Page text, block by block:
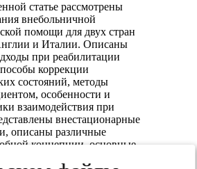
статье рассмотрены
внебольничной
помощи для двух стран
и Италии. Описаны
при реабилитации
коррекции
состояний, методы
особенности и
взаимодействия при
внестационарные
описаны различные
концепции, основные